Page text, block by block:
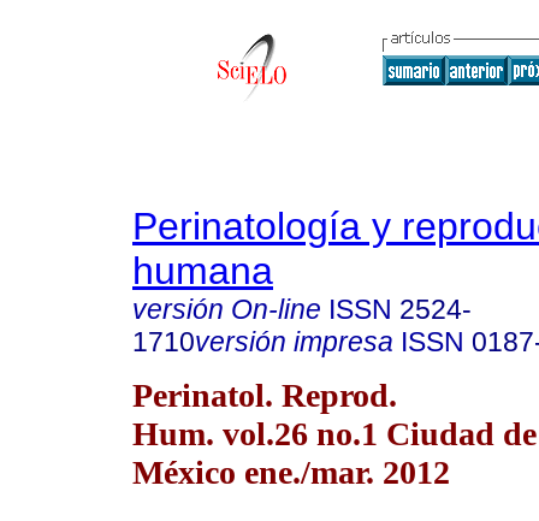
Perinatología y
humana
versión On-line ISSN 2524-
1710versión impresa ISSN
Perinatol. Reprod.
Hum. vol.26 no.1 Ciudad de
México ene./mar. 2012